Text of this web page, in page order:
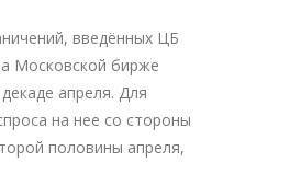
введённых ЦБ
Московской бирже
апреля. Для
на нее со стороны
половины апреля,